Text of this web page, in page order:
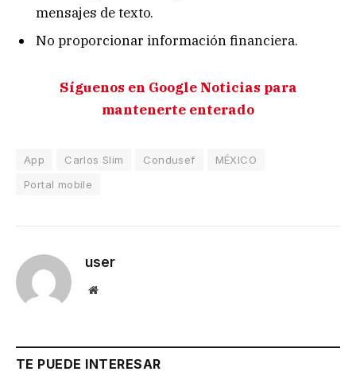
mensajes de texto.
No proporcionar información financiera.
Síguenos en Google Noticias para
mantenerte enterado
App Carlos Slim Condusef
MÉXICO
Portal mobile
user
Website
TE PUEDE INTERESAR